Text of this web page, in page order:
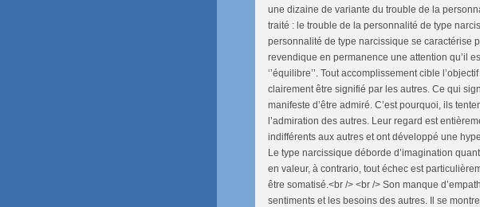
une dizaine de variante du trouble de la
traité : le trouble de la personnalité de type
personnalité de type narcissique se caractérise
revendique en permanence une attention qu’il
‘’équilibre’’. Tout accomplissement cible
clairement être signifié par les autres. Ce qui
manifeste d’être admiré. C’est pourquoi, ils
l’admiration des autres. Leur regard est
indifférents aux autres et ont développé une
Le type narcissique déborde d’imagination
en valeur, à contrario, tout échec est
être somatisé.<br /> <br /> Son manque
sentiments et les besoins des autres. Il se